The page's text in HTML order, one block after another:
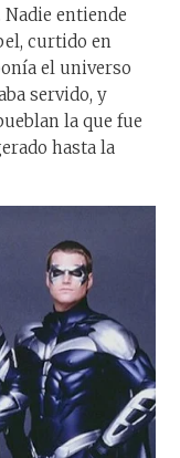
entiende
curtido en
el universo
servido, y
la que fue
hasta la